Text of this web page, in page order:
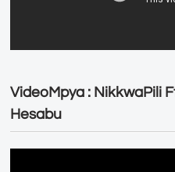
VideoMpya : NikkwaPili
Hesabu